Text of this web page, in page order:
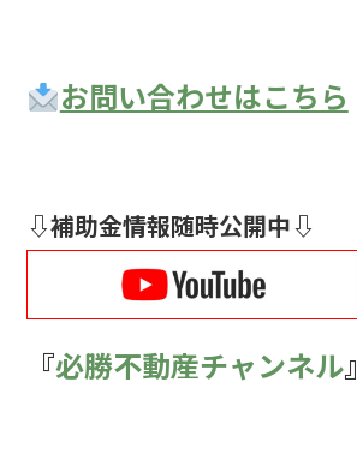
お問い合わせはこちら
⇩補助金情報随時公開中⇩
『必勝不動産チャンネル』